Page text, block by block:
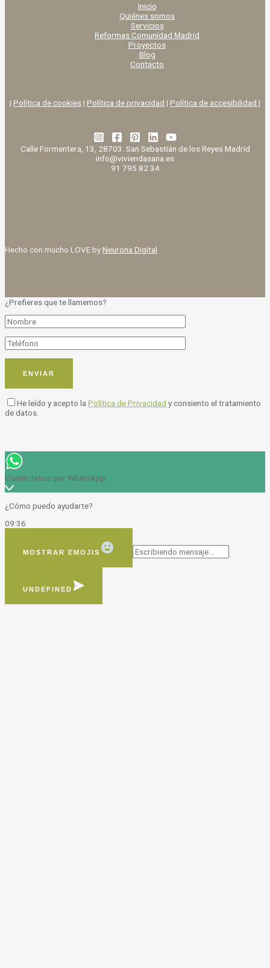
Inicio
Quiénes somos
Servicios
Reformas Comunidad Madrid
Proyectos
Blog
Contacto
| Política de cookies| Política de privacidad | Política de accesibilidad |
Calle Formentera, 13, 28703. San Sebastián de los Reyes Madrid
info@viviendasana.es
91 795 82 34
Hecho con mucho LOVE byNeurona Digital
¿Prefieres que te llamemos?
He leído y acepto la Política de Privacidad y consiento el tratamiento
de datos.
Contáctanos por WhatsApp
¿Cómo puedo ayudarte?
09:36
MOSTRAR EMOJIS
UNDEFINED